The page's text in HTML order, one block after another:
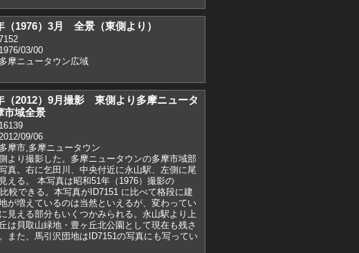
（1976）3月 全景（東側より）
03/00
摩ニュータウン広域
（2012）9月撮影 東側より多摩ニュータ
市域全景
09/06
摩市,多摩ニュータウン
より撮影した。多摩ニュータウンの多摩市域部
真。右に乞田川、中央付近に永山駅、左側に尾
える。 本写真は昭和51年（1976）撮影の
比較できる。本写真がID7151 に比べて格段に建
が増えているのは当然といえるが、変わってい
見える部分もいくつかみられる。永山駅より上
は貝取山緑地・豊ヶ丘北公園として現在も残さ
また、馬引沢団地はID7151の写真にも写ってい